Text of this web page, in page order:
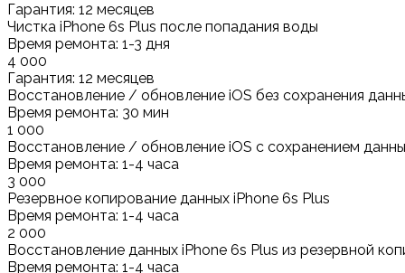
Гарантия: 12 месяцев
Чистка iPhone 6s Plus после попадания воды
Время ремонта: 1-3 дня
4 000
Гарантия: 12 месяцев
Восстановление / обновление iOS без сохранения
Время ремонта: 30 мин
1 000
Восстановление / обновление iOS с сохранением
Время ремонта: 1-4 часа
3 000
Резервное копирование данных iPhone 6s Plus
Время ремонта: 1-4 часа
2 000
Восстановление данных iPhone 6s Plus из резервной
Время ремонта: 1-4 часа